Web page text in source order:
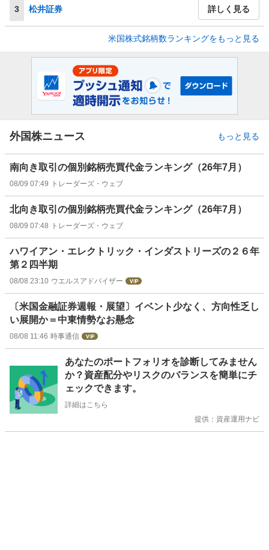
3 松井証券 詳しく見る
米国株式銘柄数ランキングをもっと見る
外国株ニュース もっと見る
南向き取引の個別銘柄売買代金ランキング（26年7月）
08/09 07:49 トレーダーズ・ウェブ
北向き取引の個別銘柄売買代金ランキング（26年7月）
08/09 07:48 トレーダーズ・ウェブ
ハワイアン・エレクトリック・インダストリーズの２６年
第２四半期
08/08 23:10 ウエルスアドバイザー
〔米国金融証券週報・展望〕イベント少なく、方向性乏し
い展開か＝中東情勢なお懸念
08/08 11:46 時事通信
あなたのポートフォリオを診断してみません
か？資産配分やリスクのバランスを簡単にチ
ェックできます。
詳細はこちら
提供：資産運用ナビ